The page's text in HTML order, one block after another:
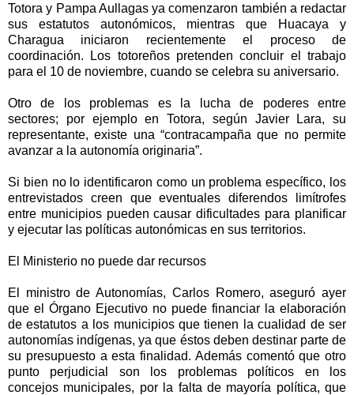
Totora y Pampa Aullagas ya comenzaron también a redactar
sus estatutos autonómicos, mientras que Huacaya y
Charagua iniciaron recientemente el proceso de
coordinación. Los totoreños pretenden concluir el trabajo
para el 10 de noviembre, cuando se celebra su aniversario.
Otro de los problemas es la lucha de poderes entre
sectores; por ejemplo en Totora, según Javier Lara, su
representante, existe una “contracampaña que no permite
avanzar a la autonomía originaria”.
Si bien no lo identificaron como un problema específico, los
entrevistados creen que eventuales diferendos limítrofes
entre municipios pueden causar dificultades para planificar
y ejecutar las políticas autonómicas en sus territorios.
El Ministerio no puede dar recursos
El ministro de Autonomías, Carlos Romero, aseguró ayer
que el Órgano Ejecutivo no puede financiar la elaboración
de estatutos a los municipios que tienen la cualidad de ser
autonomías indígenas, ya que éstos deben destinar parte de
su presupuesto a esta finalidad. Además comentó que otro
punto perjudicial son los problemas políticos en los
concejos municipales, por la falta de mayoría política, que